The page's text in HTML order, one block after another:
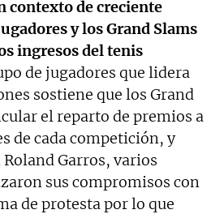
contexto de creciente
y los Grand Slams
ingresos del tenis
de jugadores que lidera
sostiene que los Grand
el reparto de premios a
de cada competición, y
Garros, varios
sus compromisos con
de protesta por lo que